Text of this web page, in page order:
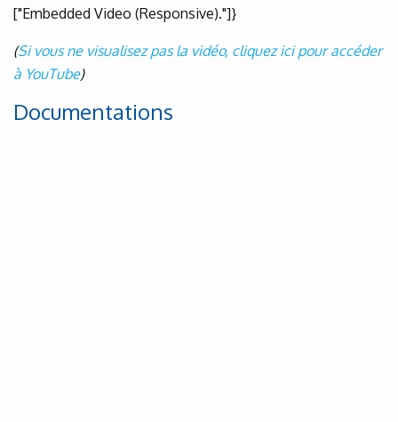
["Embedded Video (Responsive)."]}
(Si vous ne visualisez pas la vidéo, cliquez ici pour accéder
à YouTube)
Documentations